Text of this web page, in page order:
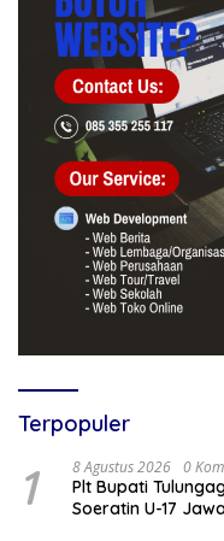
Terpopuler
1 8 Agustus 2026 0
Plt Bupati
Soeratin U-17